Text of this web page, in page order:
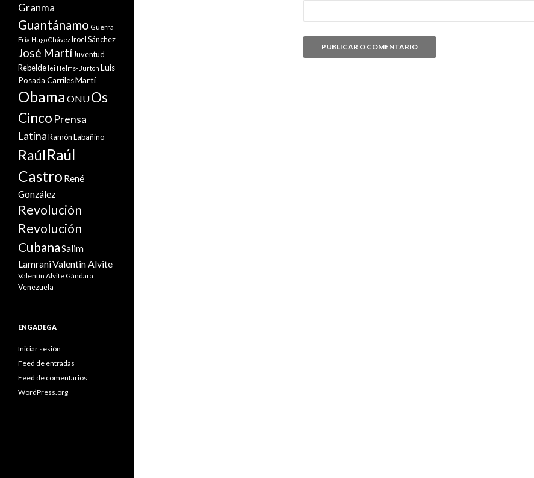
Granma
Guantánamo Guerra
Fría Hugo ChávezIroel Sánchez
José Martí Juventud
Rebelde lei Helms-Burton Luis
Posada CarrilesMartí
Obama ONUOs
Cinco Prensa
LatinaRamón Labañino
RaúlRaúl
Castro René
González
Revolución
Revolución
CubanaSalim
LamraniValentin Alvite
Valentín Alvite Gándara
Venezuela
ENGÁDEGA
Iniciar sesión
Feed de entradas
Feed de comentarios
WordPress.org